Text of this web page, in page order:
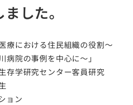
した。
における住民組織の役割～
病院の事例を中心に～」
存学研究センター客員研究
ョン